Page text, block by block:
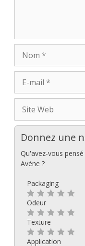
Donnez une
Qu'avez-vous
Avène ?
Packaging
Odeur
Texture
Application